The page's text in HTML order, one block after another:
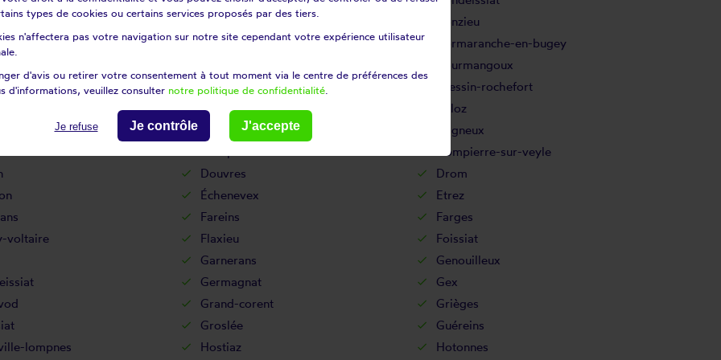
Contrevoz
Conzieu
Corlier
Cormaranche-en-bugey
Courmangoux
Cras-sur-reyssouze
Cressin-rochefort
Cruzilles-lès-mépillat
Culoz
Dagneux
Dompierre-sur-veyle
Douvres
Drom
Échenevex
Etrez
Fareins
Farges
voltaire Flaxieu
Foissiat
Garnerans
Genouilleux
Germagnat
Gex
Grand-corent
Grièges
Groslée
Guéreins
lompnes Hostiaz
Hotonnes
types de cookies ou certains services proposés par des tiers.
n'affectera pas votre navigation sur notre site cependant votre expérience utilisateur
d'avis ou retirer votre consentement à tout moment via le centre de préférences des
d'informations, veuillez consulter notre politique de confidentialité
Je refuse Je contrôle J'accepte